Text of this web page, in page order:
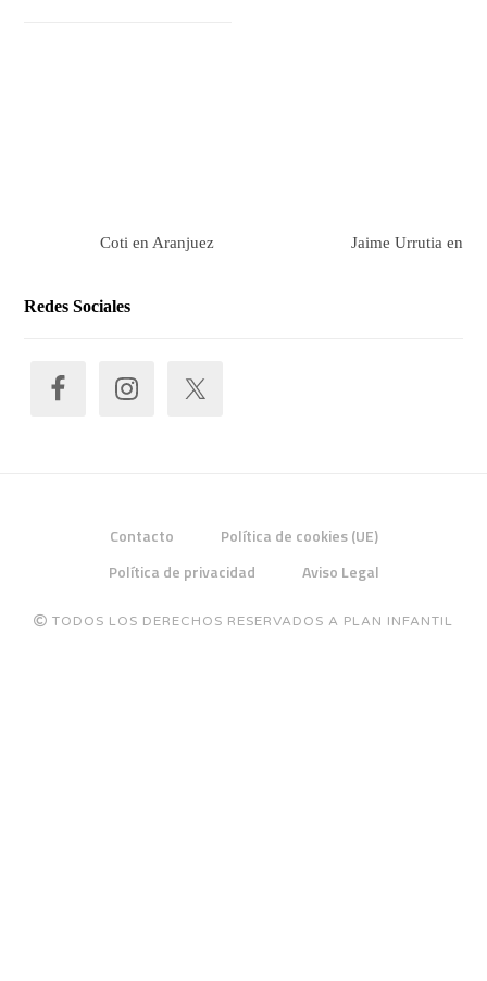
Coti en Aranjuez Jaime Urrutia en
Redes Sociales
Contacto
Política de cookies (UE)
Política de privacidad
Aviso Legal
TODOS LOS DERECHOS RESERVADOS A PLAN INFANTIL